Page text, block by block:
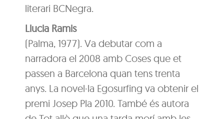
literari BCNegra.
Llucia Ramis
(Palma, 1977). Va debutar com a
narradora el 2008 amb Coses que et
passen a Barcelona quan tens trenta
anys. La novel·la Egosurfing va obtenir el
premi Josep Pla 2010. També és autora